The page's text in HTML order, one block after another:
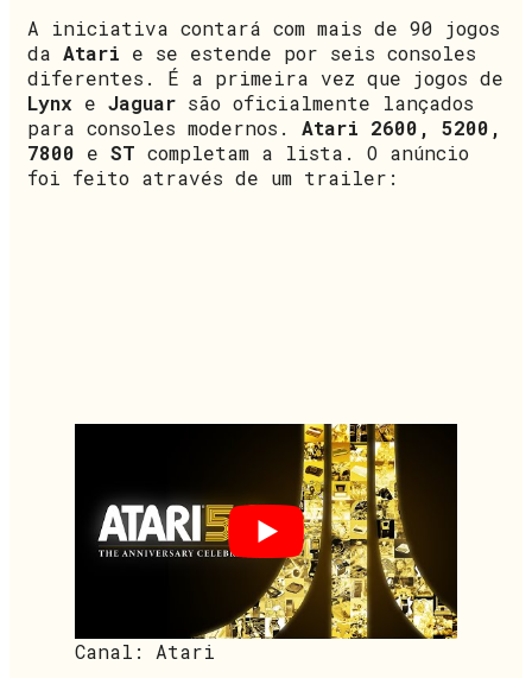
A iniciativa contará com mais de 90 jogos
da Atari e se estende por seis consoles
diferentes. É a primeira vez que jogos de
Lynx e Jaguar são oficialmente lançados
para consoles modernos. Atari 2600, 5200,
7800 e ST completam a lista. O anúncio
foi feito através de um trailer:
Canal: Atari